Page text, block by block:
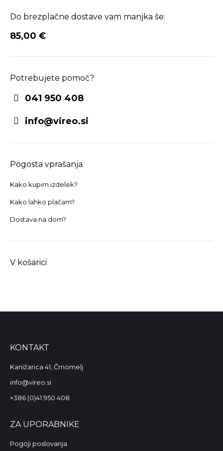
Do brezplačne dostave vam manjka še:
85,00 €
Potrebujete pomoč?
041 950 408
info@vireo.si
Pogosta vprašanja
Kako kupim izdelek?
Kako lahko plačam?
Dostava na dom?
V košarici
KONTAKT
Kanižarica 41, Črnomelj
info@vireo.si
+386 (0)41 950 408
ZA UPORABNIKE
Pogoji poslovanja